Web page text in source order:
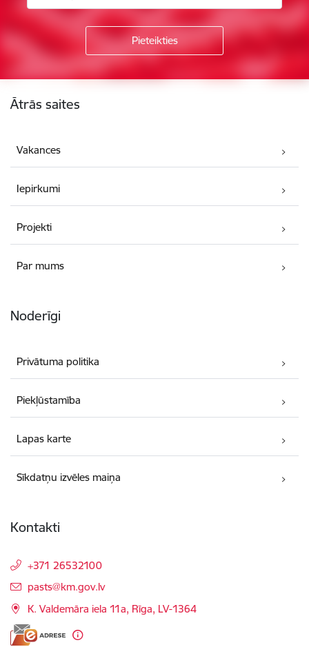
Ātrās saites
Vakances
Iepirkumi
Projekti
Par mums
Noderīgi
Privātuma politika
Piekļūstamība
Lapas karte
Sīkdatņu izvēles maiņa
Kontakti
+371 26532100
E-pasts:
pasts@km.gov.lv
K. Valdemāra iela 11a, Rīga, LV-1364